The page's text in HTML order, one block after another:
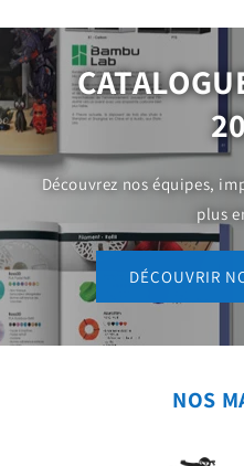
Découvrez nos équipes,
plus
DÉCOUVRIR
NOS